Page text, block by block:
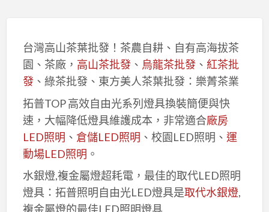
台灣高山茶葉批發！茶農自耕、自有高海拔茶
園、茶廠， 高山茶批發、 烏龍茶批發、 紅茶批
發、綠茶批發、東方美人茶葉批發：樂菁茶業
拓普TOP 高效自由光系列燈具換裝簡便與快
速，大幅降低燈具維護成本，非常適合廠房
LED照明 、 倉儲LED照明 、校園LED照明、 運
動場LED照明 。
水銀燈,複金屬燈超耗電，最佳的取代LED照明
燈具：拓普照明自由光LED燈具是取代水銀燈,
複金屬燈的最佳LED照明燈具